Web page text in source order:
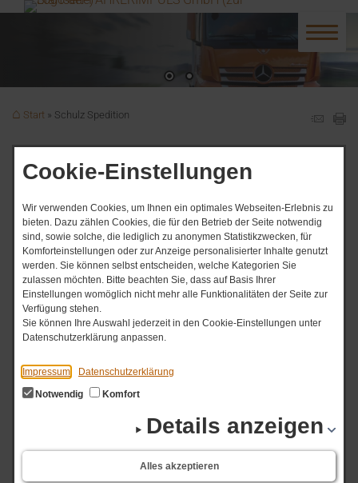
Cookie-Einstellungen
Wir verwenden Cookies, um Ihnen ein optimales Webseiten-Erlebnis zu
bieten. Dazu zählen Cookies, die für den Betrieb der Seite notwendig
sind, sowie solche, die lediglich zu anonymen Statistikzwecken, für
Komforteinstellungen oder zur Anzeige personalisierter Inhalte genutzt
werden. Sie können selbst entscheiden, welche Kategorien Sie
zulassen möchten. Bitte beachten Sie, dass auf Basis Ihrer
Einstellungen womöglich nicht mehr alle Funktionalitäten der Seite zur
Verfügung stehen.
Sie können Ihre Auswahl jederzeit in den Cookie-Einstellungen unter
Datenschutzerklärung anpassen.
Impressum
Datenschutzerklärung
Notwendig
Komfort
Details anzeigen
Alles akzeptieren
Start Schulz Spedition
Schulz Spedition
Unternehmensart: